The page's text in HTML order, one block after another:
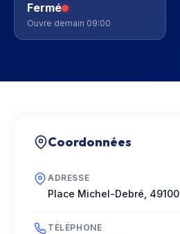
Fermé
Ouvre demain 09:00
Coordonnées
ADRESSE
Place Michel-Debré 49100
TÉLÉPHONE